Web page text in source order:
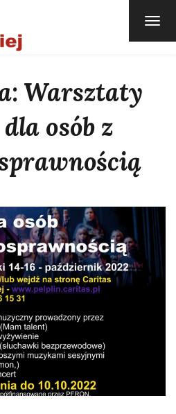
Warsztaty
osób z